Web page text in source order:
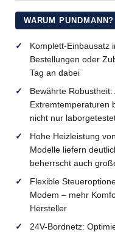
WARUM PUNDMANN?
Komplett-Einbausatz
Bestellungen oder
Tag an dabei
Bewährte
Extremtemperaturen
nicht nur
Hohe Heizleistung
Modelle liefern
beherrscht auch
Flexible
Modem – mehr
Hersteller
24V-Bordnetz: